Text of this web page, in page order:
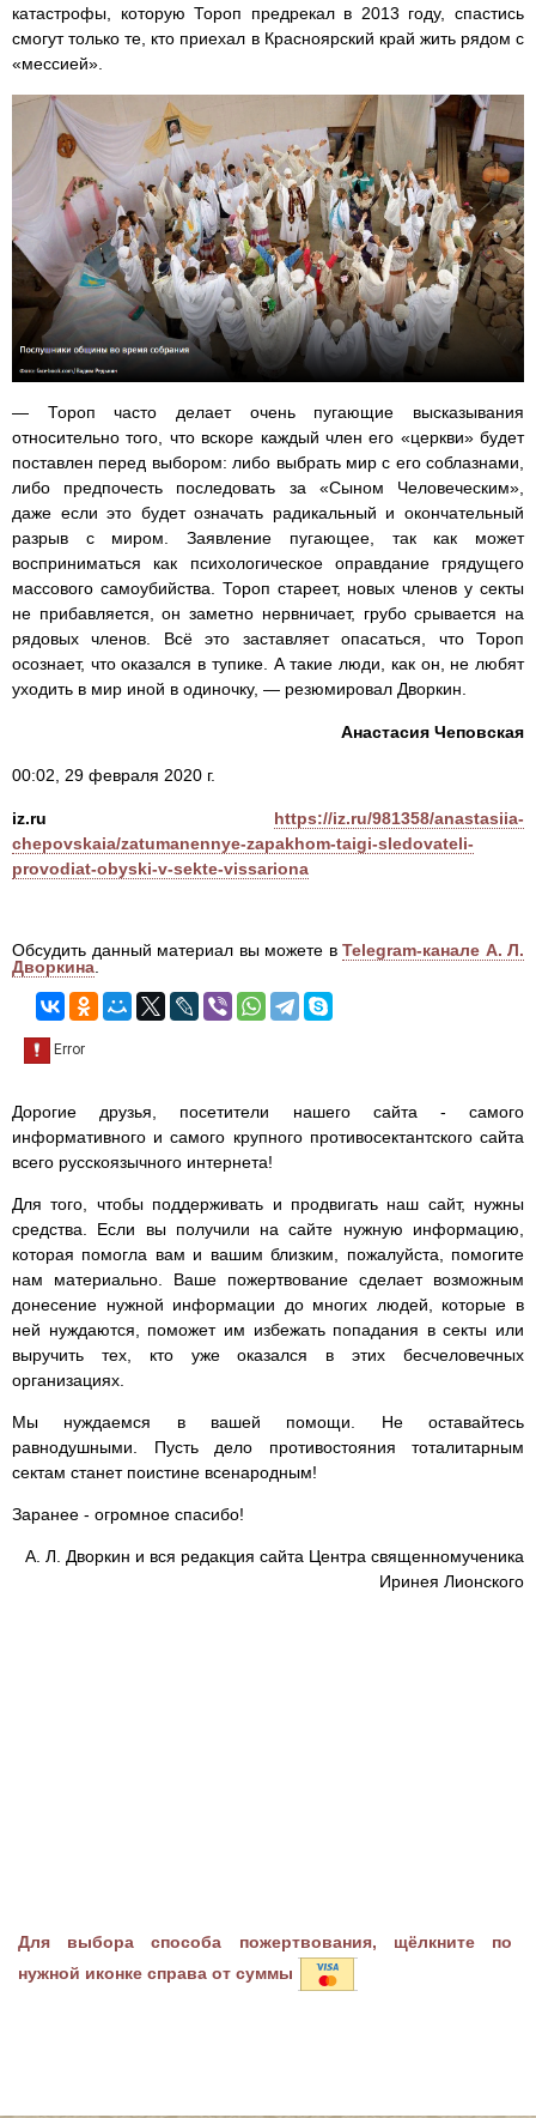
катастрофы, которую Тороп предрекал в 2013 году, спастись
смогут только те, кто приехал в Красноярский край жить рядом с
«мессией».
— Тороп часто делает очень пугающие высказывания
относительно того, что вскоре каждый член его «церкви» будет
поставлен перед выбором: либо выбрать мир с его соблазнами,
либо предпочесть последовать за «Сыном Человеческим»,
даже если это будет означать радикальный и окончательный
разрыв с миром. Заявление пугающее, так как может
восприниматься как психологическое оправдание грядущего
массового самоубийства. Тороп стареет, новых членов у секты
не прибавляется, он заметно нервничает, грубо срывается на
рядовых членов. Всё это заставляет опасаться, что Тороп
осознает, что оказался в тупике. А такие люди, как он, не любят
уходить в мир иной в одиночку, — резюмировал Дворкин.
Анастасия Чеповская
00:02, 29 февраля 2020 г.
iz.ru
https://iz.ru/981358/anastasiia-
chepovskaia/zatumanennye-zapakhom-taigi-sledovateli-
provodiat-obyski-v-sekte-vissariona
Обсудить данный материал вы можете в Telegram-канале А. Л.
Дворкина
Дорогие друзья, посетители нашего сайта - самого
информативного и самого крупного противосектантского сайта
всего русскоязычного интернета!
Для того, чтобы поддерживать и продвигать наш сайт, нужны
средства. Если вы получили на сайте нужную информацию,
которая помогла вам и вашим близким, пожалуйста, помогите
нам материально. Ваше пожертвование сделает возможным
донесение нужной информации до многих людей, которые в
ней нуждаются, поможет им избежать попадания в секты или
выручить тех, кто уже оказался в этих бесчеловечных
организациях.
Мы нуждаемся в вашей помощи. Не оставайтесь
равнодушными. Пусть дело противостояния тоталитарным
сектам станет поистине всенародным!
Заранее - огромное спасибо!
А. Л. Дворкин и вся редакция сайта Центра священномученика
Иринея Лионского
Для выбора способа пожертвования, щёлкните по
нужной иконке справа от суммы